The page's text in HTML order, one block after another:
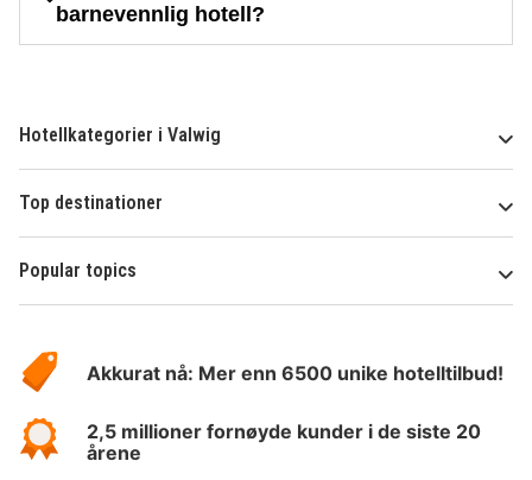
barnevennlig hotell?
Hotellkategorier i Valwig
Top destinationer
Popular topics
Hotelspecials
Akkurat nå: Mer enn 6500 unike hotelltilbud!
2,5 millioner fornøyde kunder i de siste 20
årene